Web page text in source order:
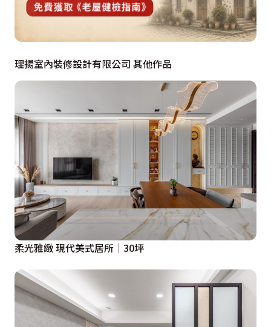
應手。
原本架高的閱讀區改為多功能室，僅以木地板界定場域，
內部設置大衣櫃與屋主禮佛所需的佛龕，讓此處平時作為
靜謐冥想的一隅，必要時鋪上床墊就變身為客房。
【私領域】
原先必須經過主臥室，才能進入後陽台晾曬衣物，動線顯
然不合乎生活習慣。因此設計團隊把後陽台入口改至走廊
底端，並縮小陽台坪數，讓出部分空間作為主臥室的更衣
室，讓女主人擁有專屬自己的小天地。
主臥收納系統整合於床頭，上吊櫃搭配開放格層，中段底
牆鋪覆日式藤編壁紙增添禪意氛圍，下方植入上掀式收納
考量一家三口的實際需求，原本的單套衛浴配置也被擴充
為一套半，使每個家庭成員擁有更舒適的盥洗環境。在吳
理揚室內裝修設計有限公司 其他作品
柔光雅緻 現代美式居所│30坪